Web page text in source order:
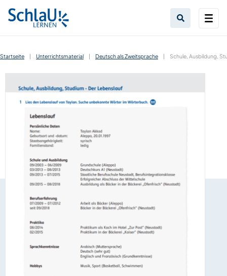
Startseite | Unterrichtsmaterial | Deutsch als Zweitsprache | Schule, Ausbildung,